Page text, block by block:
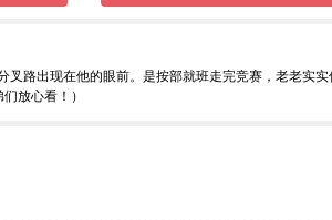
路出现在他的眼前。是按部就班走完竞赛，老老实
放心看！）